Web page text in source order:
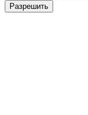
Разрешить